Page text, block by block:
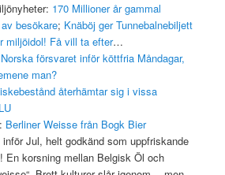
170 Millioner år gammal
besökare; Knäböj ger Tunnebalnebiljett
miljöidol! Få vill ta efter…
Norska försvaret inför köttfria Måndagar,
man?
iskebestånd återhämtar sig i vissa
Berliner Weisse från Bogk Bier
inför Jul, helt godkänd som uppfriskande
En korsning mellan Belgisk Öl och